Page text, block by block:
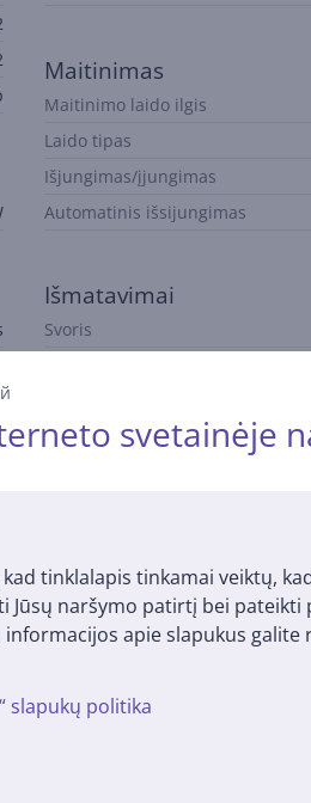
svetainėje
kad tinklalapis tinkamai veiktų,
Jūsų naršymo patirtį bei
informacijos apie slapukus
slapukų politika
Maitinimas
Maitinimo laido ilgis
Laido tipas
Išjungimas/įjungimas
Automatinis išsijungimas
Išmatavimai
Svoris